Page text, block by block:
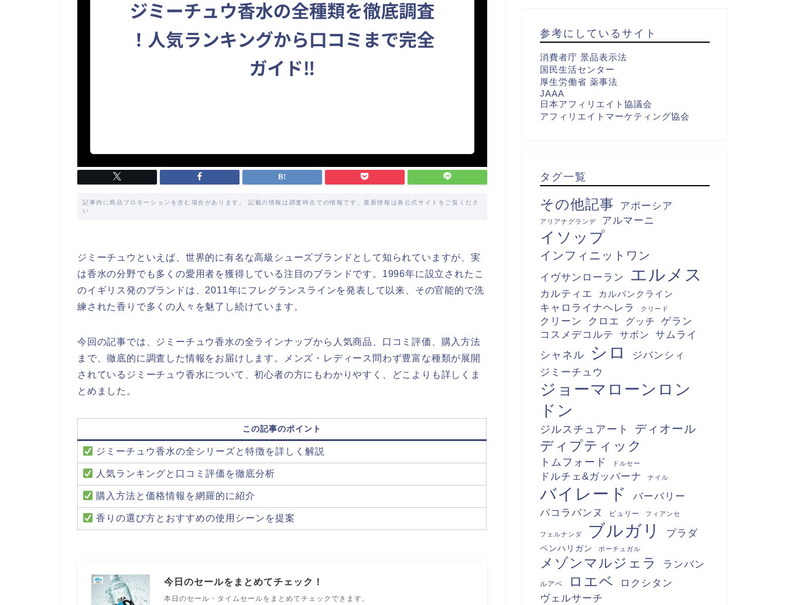
記事内に商品プロモーションを含む場合があります。 記載の情報は調査時点での情報です。最新情報は各公式サイトをご覧くださ
い
ジミーチュウといえば、世界的に有名な高級シューズブランドとして知られていますが、実
は香水の分野でも多くの愛用者を獲得している注目のブランドです。1996年に設立されたこ
のイギリス発のブランドは、2011年にフレグランスラインを発表して以来、その官能的で洗
練された香りで多くの人々を魅了し続けています。
今回の記事では、ジミーチュウ香水の全ラインナップから人気商品、口コミ評価、購入方法
まで、徹底的に調査した情報をお届けします。メンズ・レディース問わず豊富な種類が展開
されているジミーチュウ香水について、初心者の方にもわかりやすく、どこよりも詳しくま
とめました。
この記事のポイント
ジミーチュウ香水の全シリーズと特徴を詳しく解説
人気ランキングと口コミ評価を徹底分析
購入方法と価格情報を網羅的に紹介
香りの選び方とおすすめの使用シーンを提案
今日のセールをまとめてチェック！
本日のセール・タイムセールをまとめてチェックできます。
参考にしているサイト
消費者庁 景品表示法
国民生活センター
厚生労働省 薬事法
JAAA
日本アフィリエイト協議会
アフィリエイトマーケティング協会
タグ一覧
その他記事 アポーシア
アリアナグランデ アルマーニ
イソップ
インフィニットワン
イヴサンローラン エルメス
カルティエ カルバンクライン
キャロライナヘレラ クリード
クリーン クロエ グッチ
ゲラン
コスメデコルテ
サボン サムライ
シャネル シロ ジバンシィ
ジミーチュウ
ジョーマローンロン
ドン
ジルスチュアート ディオール
ディプティック
トムフォード ドルセー
ドルチェ&ガッバーナ ナイル
バイレード バーバリー
パコラバンヌ ビュリー フィアンセ
フェルナンダ ブルガリ プラダ
ペンハリガン ポーチュガル
メゾンマルジェラ ランバン
ルアペ ロエベ
ロクシタン
ヴェルサーチ